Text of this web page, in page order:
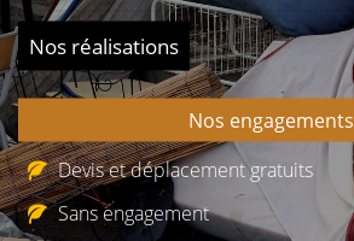
Nos réalisations
Nos engagements
Devis et déplacement gratuits
Sans engagement